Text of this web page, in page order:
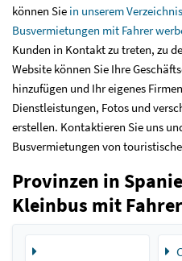
können Sie in unserem
Busvermietungen mit Fahrer
Kunden in Kontakt zu treten, zu
Website können Sie Ihre
hinzufügen und Ihr eigenes
Dienstleistungen, Fotos und
erstellen. Kontaktieren Sie uns
Busvermietungen von
Provinzen in
Kleinbus mit